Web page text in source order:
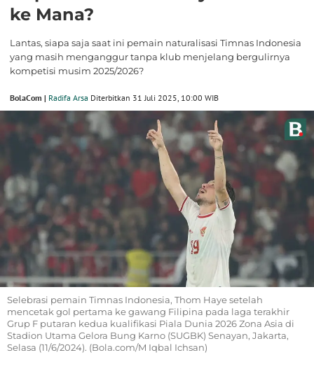
ke Mana?
Lantas, siapa saja saat ini pemain naturalisasi Timnas Indonesia
yang masih menganggur tanpa klub menjelang bergulirnya
kompetisi musim 2025/2026?
BolaCom | Radifa Arsa Diterbitkan 31 Juli 2025, 10:00 WIB
Selebrasi pemain Timnas Indonesia, Thom Haye setelah
mencetak gol pertama ke gawang Filipina pada laga terakhir
Grup F putaran kedua kualifikasi Piala Dunia 2026 Zona Asia di
Stadion Utama Gelora Bung Karno (SUGBK) Senayan, Jakarta,
Selasa (11/6/2024). (Bola.com/M Iqbal Ichsan)